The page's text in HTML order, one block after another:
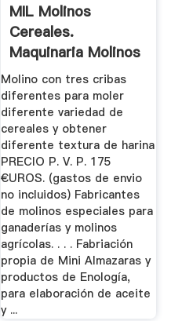
MIL Molinos
Cereales.
Maquinaria Molinos
...
Molino con tres cribas
diferentes para moler
diferente variedad de
cereales y obtener
diferente textura de harina
PRECIO P. V. P. 175
€UROS. (gastos de envio
no incluidos) Fabricantes
de molinos especiales para
ganaderías y molinos
agrícolas. . . . Fabriación
propia de Mini Almazaras y
productos de Enología,
para elaboración de aceite
y ...